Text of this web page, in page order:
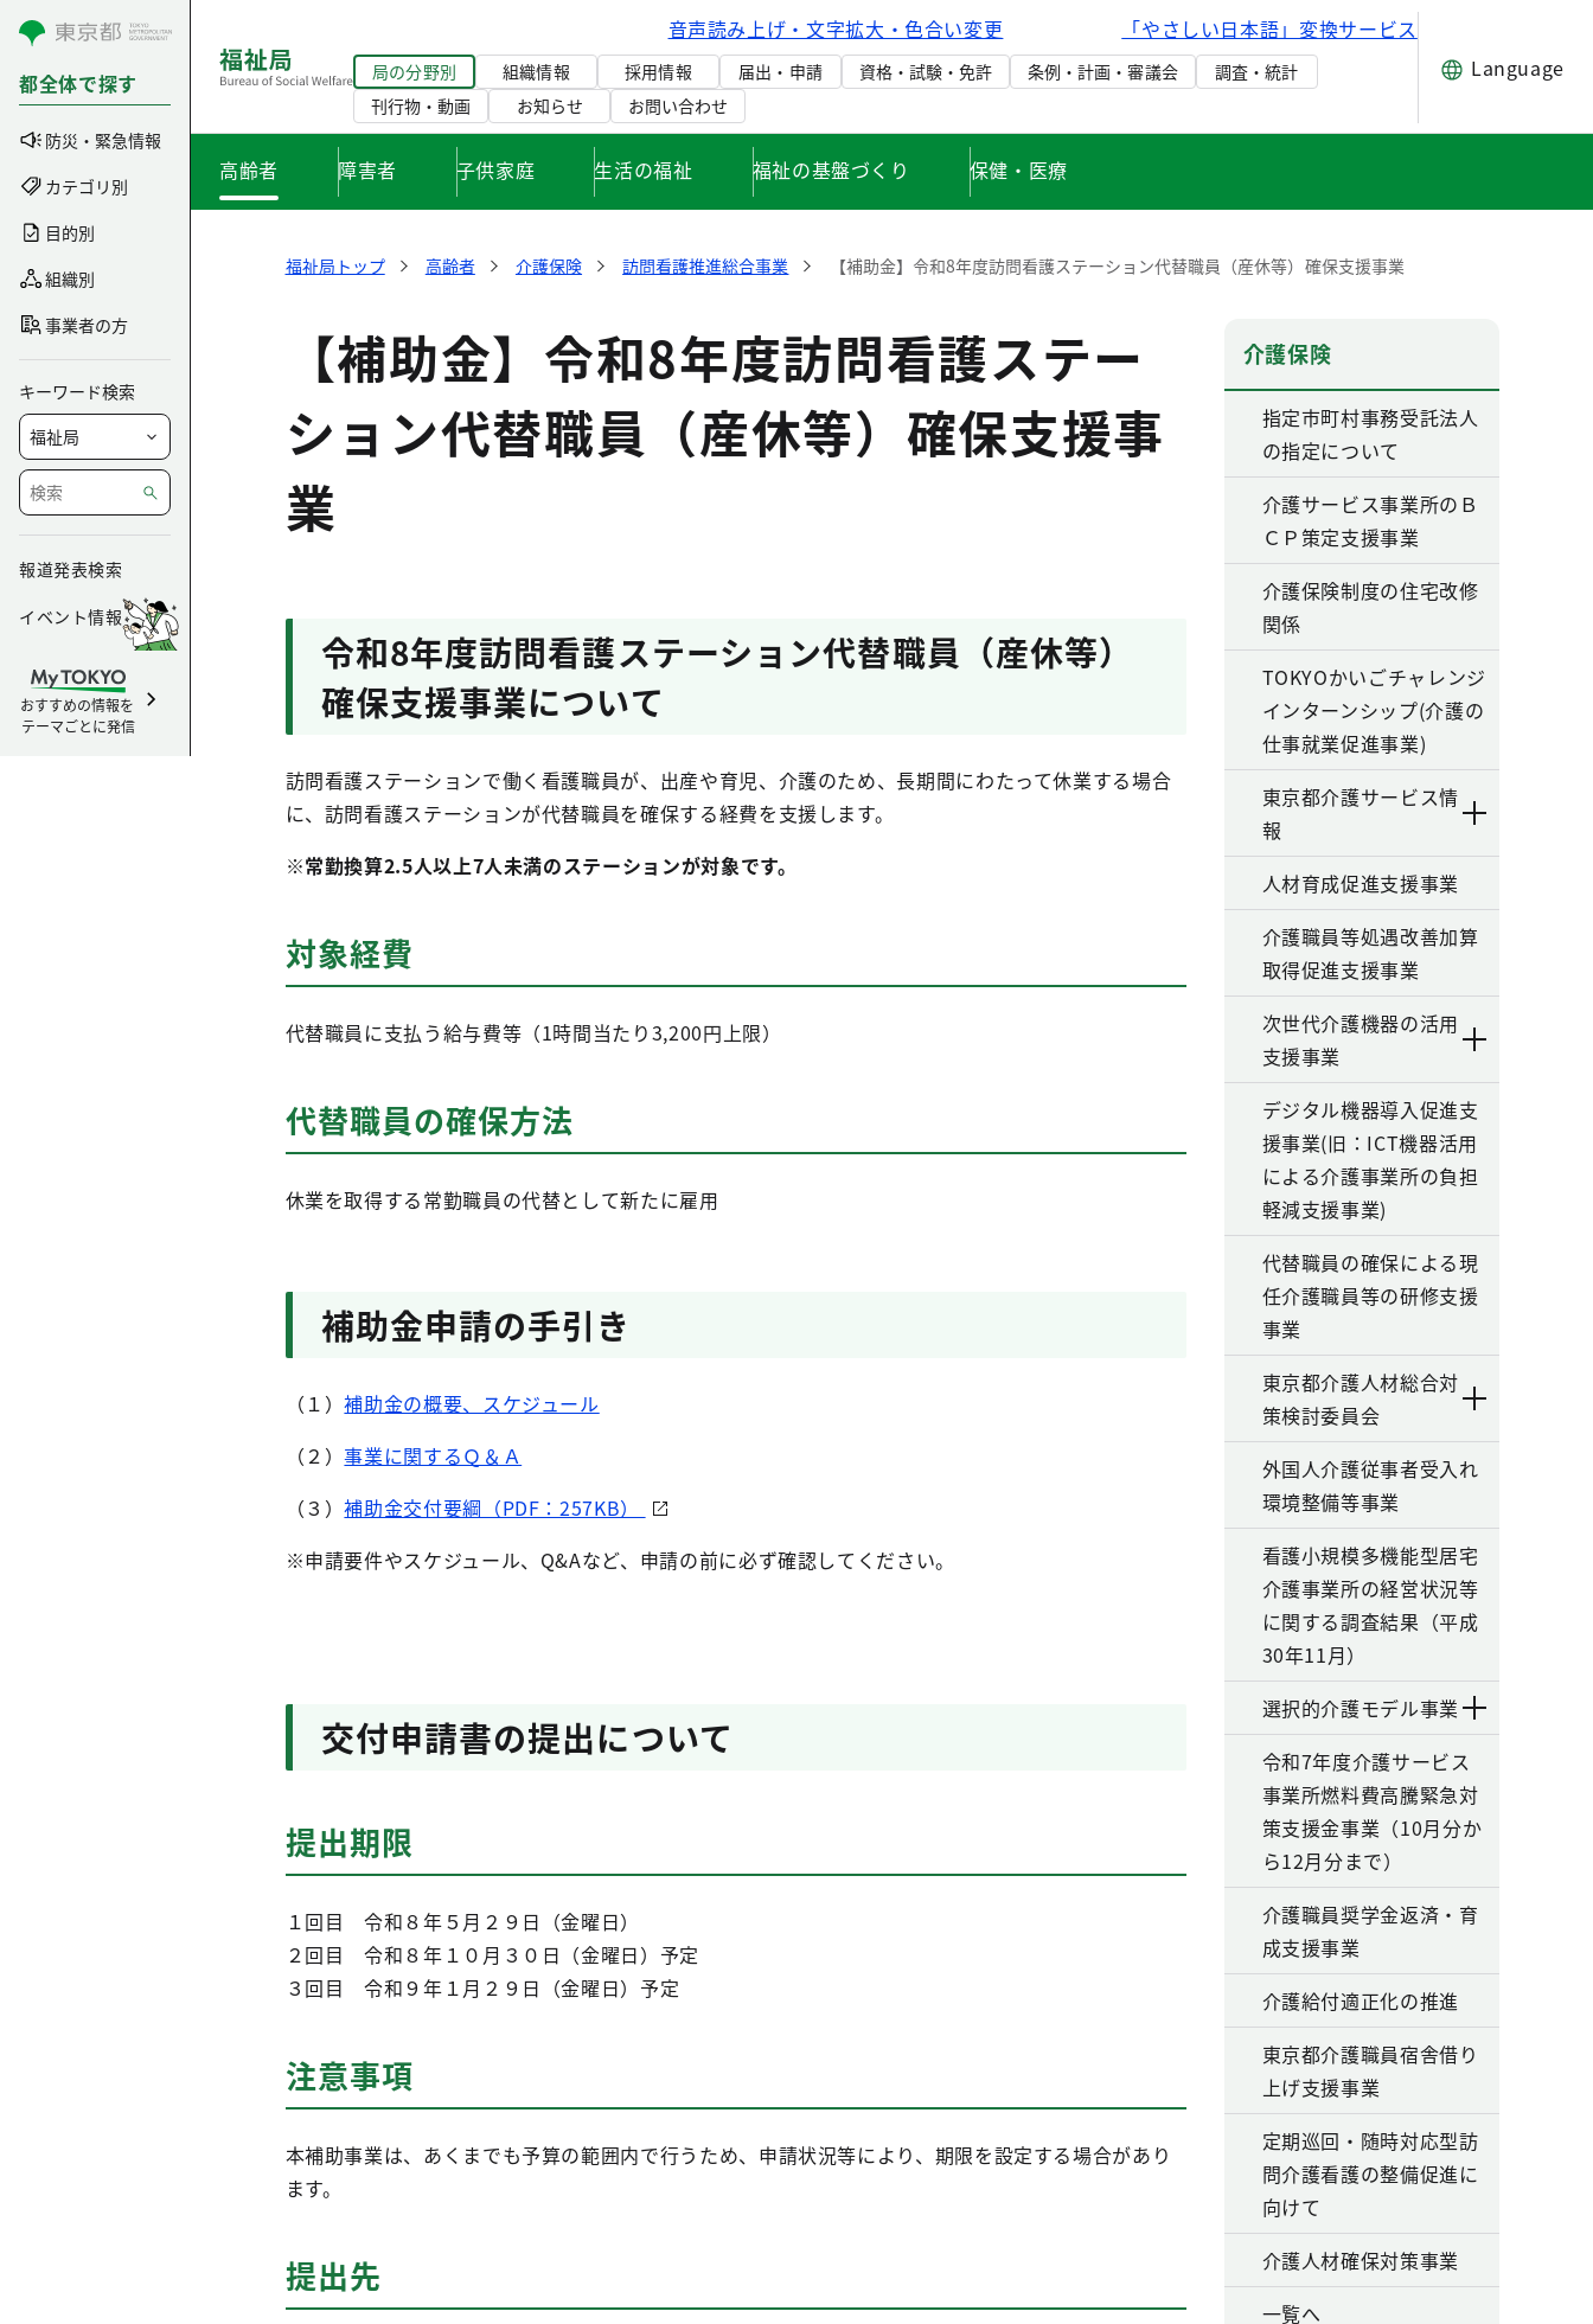
コンテンツにスキップ
都全体で探す
防災・緊急情報
カテゴリ別
目的別
組織別
事業者の方
キーワード検索
報道発表検索
イベント情報
おすすめの情報を
テーマごとに発信
音声読み上げ・文字拡大・色合い変更 「やさしい日本語」変換サービス
局の分野別 組織情報 採用情報 届出・申請 資格・試験・免許 条例・計画・審議会
調査・統計
刊行物・動画
お知らせ お問い合わせ
Language
高齢者 障害者 子供家庭 生活の福祉 福祉の基盤づくり 保健・医療
福祉局トップ 高齢者 介護保険 訪問看護推進総合事業 【補助金】令和8年度訪問看護ステーション代替職員（産休等）確保支援事業
【補助金】令和8年度訪問看護ステー
ション代替職員（産休等）確保支援事
業
令和8年度訪問看護ステーション代替職員（産休等）
確保支援事業について
訪問看護ステーションで働く看護職員が、出産や育児、介護のため、長期間にわたって休業する場合
に、訪問看護ステーションが代替職員を確保する経費を支援します。
※常勤換算2.5人以上7人未満のステーションが対象です。
対象経費
代替職員に支払う給与費等（1時間当たり3,200円上限）
代替職員の確保方法
休業を取得する常勤職員の代替として新たに雇用
補助金申請の手引き
（１）補助金の概要、スケジュール
（２）事業に関するＱ＆Ａ
（３）補助金交付要綱（PDF：257KB）
※申請要件やスケジュール、Q&Aなど、申請の前に必ず確認してください。
交付申請書の提出について
提出期限
１回目 令和８年５月２９日（金曜日）
２回目 令和８年１０月３０日（金曜日）予定
３回目 令和９年１月２９日（金曜日）予定
注意事項
本補助事業は、あくまでも予算の範囲内で行うため、申請状況等により、期限を設定する場合があり
ます。
提出先
介護保険
指定市町村事務受託法人
の指定について
介護サービス事業所のＢ
ＣＰ策定支援事業
介護保険制度の住宅改修
関係
TOKYOかいごチャレンジ
インターンシップ(介護の
仕事就業促進事業)
東京都介護サービス情
報
人材育成促進支援事業
介護職員等処遇改善加算
取得促進支援事業
次世代介護機器の活用
支援事業
デジタル機器導入促進支
援事業(旧：ICT機器活用
による介護事業所の負担
軽減支援事業)
代替職員の確保による現
任介護職員等の研修支援
事業
東京都介護人材総合対
策検討委員会
外国人介護従事者受入れ
環境整備等事業
看護小規模多機能型居宅
介護事業所の経営状況等
に関する調査結果（平成
30年11月）
選択的介護モデル事業
令和7年度介護サービス
事業所燃料費高騰緊急対
策支援金事業（10月分か
ら12月分まで）
介護職員奨学金返済・育
成支援事業
介護給付適正化の推進
東京都介護職員宿舎借り
上げ支援事業
定期巡回・随時対応型訪
問介護看護の整備促進に
向けて
介護人材確保対策事業
一覧へ